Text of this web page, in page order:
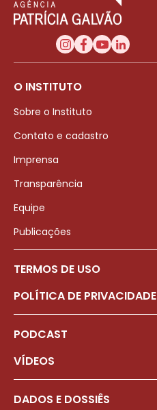
O INSTITUTO
Sobre o Instituto
Contato e cadastro
Imprensa
Transparência
Equipe
Publicações
TERMOS DE USO
POLÍTICA DE PRIVACIDADE
PODCAST
VÍDEOS
DADOS E DOSSIÊS